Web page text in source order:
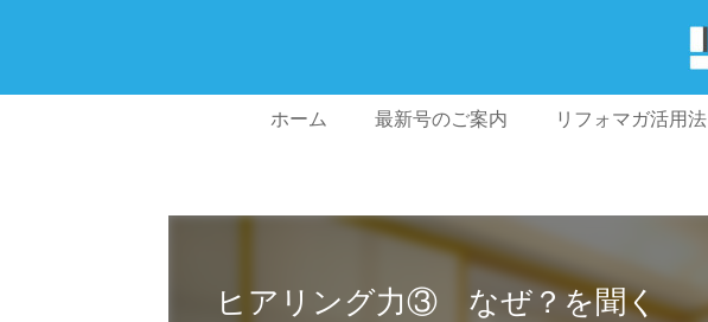
ホーム 最新号のご案内 リフォマガ活用法
ヒアリング力③ なぜ？を聞く